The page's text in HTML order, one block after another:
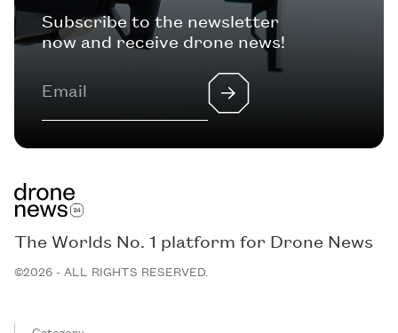
Subscribe to the newsletter
now and receive drone news!
The Worlds No. 1 platform for Drone News
©2026 - ALL RIGHTS RESERVED.